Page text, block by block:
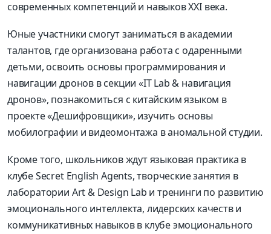
современных компетенций и навыков XXI века.
Юные участники смогут заниматься в академии
талантов, где организована работа с одаренными
детьми, освоить основы программирования и
навигации дронов в секции «IT Lab & навигация
дронов», познакомиться с китайским языком в
проекте «Дешифровщики», изучить основы
мобилографии и видеомонтажа в аномальной студии.
Кроме того, школьников ждут языковая практика в
клубе Secret English Agents, творческие занятия в
лаборатории Art & Design Lab и тренинги по развитию
эмоционального интеллекта, лидерских качеств и
коммуникативных навыков в клубе эмоционального